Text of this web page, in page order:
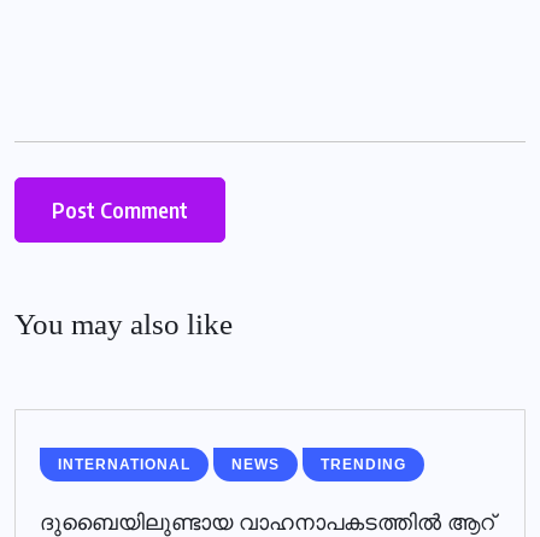
You may also like
INTERNATIONAL NEWS TRENDING
ദുബൈയിലുണ്ടായ വാഹനാപകടത്തില്‍ ആറ്